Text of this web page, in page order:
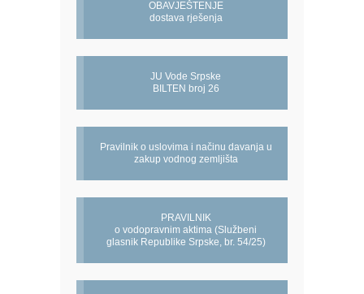
OBAVJEŠTENJE
dostava rješenja
JU Vode Srpske
BILTEN broj 26
Pravilnik o uslovima i načinu davanja u
zakup vodnog zemljišta
PRAVILNIK
o vodopravnim aktima (Službeni
glasnik Republike Srpske, br. 54/25)